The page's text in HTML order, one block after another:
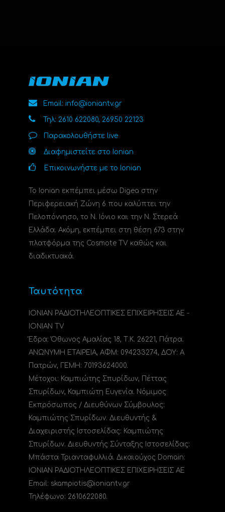
Email: info@ioniantv.gr
Τηλ: 2610 622080, 26950 22123
Παρακολουθήστε live
Διαφημιστείτε στο Ionian
Επικοινωνήστε με το Ionian
Το Ionian εκπέμπει μέσω Digea στην
Περιφερειακή Ζώνη 6 που καλύπτει την
Πελοπόννησο, το N. Ιόνιο και την Ν. Στερεά
Ελλάδα. Ακόμη, εκπέμπει στη θέση 673 στην
πλατφόρμα της Cosmote TV καθώς και
διαδικτυακά.
Ταυτότητα
ΙΟΝΙΑΝ ΡΑΔΙΟΤΗΛΕΟΠΤΙΚΕΣ ΕΠΙΧΕΙΡΗΣΕΙΣ ΑΕ -
IONIAN TV
Έδρα: Όθωνος Αμαλίας 18, Τ.Κ. 26221, Πάτρα.
ΑΝΩΝΥΜΗ ΕΤΑΙΡΕΙΑ, ΑΦΜ: 094233274, ΔΟΥ: A
Πατρών, ΓΕΜΗ: 70193624000.
Μέτοχοι: Καμπιώτης Σπυρίδων, Πέττας
Σπυρίδων, Καμπιώτη Ευγενία. Νόμιμος
Εκπρόσωπος / Διευθύνων Σύμβουλος:
Καμπιώτης Σπυρίδων. Διευθυντής &
Διαχειριστής Ιστοσελίδας: Καμπιώτης
Σπυρίδων. Διευθυντής Σύνταξης Ιστοσελίδας:
Μπάστα Τριανταφυλλιά. Δικαιούχος Domain:
ΙΟΝΙΑΝ ΡΑΔΙΟΤΗΛΕΟΠΤΙΚΕΣ ΕΠΙΧΕΙΡΗΣΕΙΣ ΑΕ
Email: skampiotis@ioniantv.gr
Τηλέφωνο: 2610622080.